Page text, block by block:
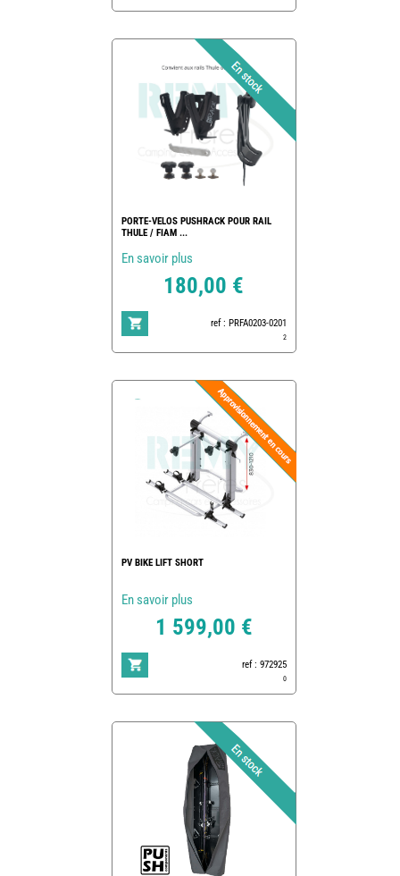
PORTE-VELOS PUSHRACK POUR RAIL
THULE / FIAM ...
En savoir plus
180,00 €
ref : PRFA0203-0201
2
PV BIKE LIFT SHORT
En savoir plus
1 599,00 €
ref : 972925
0